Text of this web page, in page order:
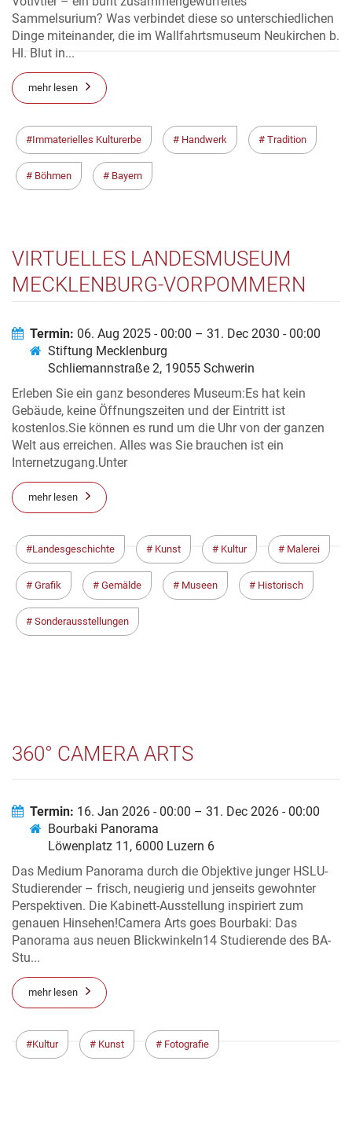
Sammelsurium? Was verbindet diese so unterschiedlichen
Dinge miteinander, die im Wallfahrtsmuseum Neukirchen b.
Hl. Blut in...
mehr lesen
Immaterielles Kulturerbe Handwerk Tradition
Böhmen Bayern
VIRTUELLES LANDESMUSEUM
MECKLENBURG-VORPOMMERN
Termin: 06. Aug 2025 - 00:00 – 31. Dec 2030 - 00:00
Stiftung Mecklenburg
Schliemannstraße 2, 19055 Schwerin
Erleben Sie ein ganz besonderes Museum:Es hat kein
Gebäude, keine Öffnungszeiten und der Eintritt ist
kostenlos.Sie können es rund um die Uhr von der ganzen
Welt aus erreichen. Alles was Sie brauchen ist ein
Internetzugang.Unter
mehr lesen
Landesgeschichte Kunst Kultur Malerei
Grafik Gemälde Museen Historisch
Sonderausstellungen
360° CAMERA ARTS
Termin: 16. Jan 2026 - 00:00 – 31. Dec 2026 - 00:00
Bourbaki Panorama
Löwenplatz 11, 6000 Luzern 6
Das Medium Panorama durch die Objektive junger HSLU-
Studierender – frisch, neugierig und jenseits gewohnter
Perspektiven. Die Kabinett-Ausstellung inspiriert zum
genauen Hinsehen!Camera Arts goes Bourbaki: Das
Panorama aus neuen Blickwinkeln14 Studierende des BA-
Stu...
mehr lesen
Kultur Kunst Fotografie